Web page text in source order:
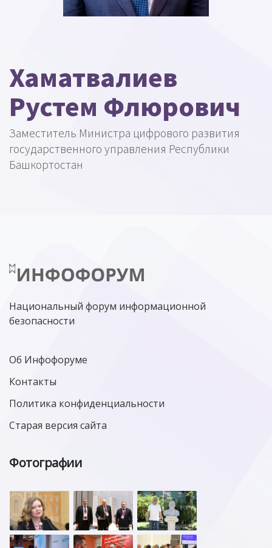
Хаматвалиев
Рустем Флюрович
Заместитель Министра цифрового развития
государственного управления Республики
Башкортостан
Национальный форум информационной
безопасности
Об Инфофоруме
Контакты
Политика конфиденциальности
Старая версия сайта
Фотографии